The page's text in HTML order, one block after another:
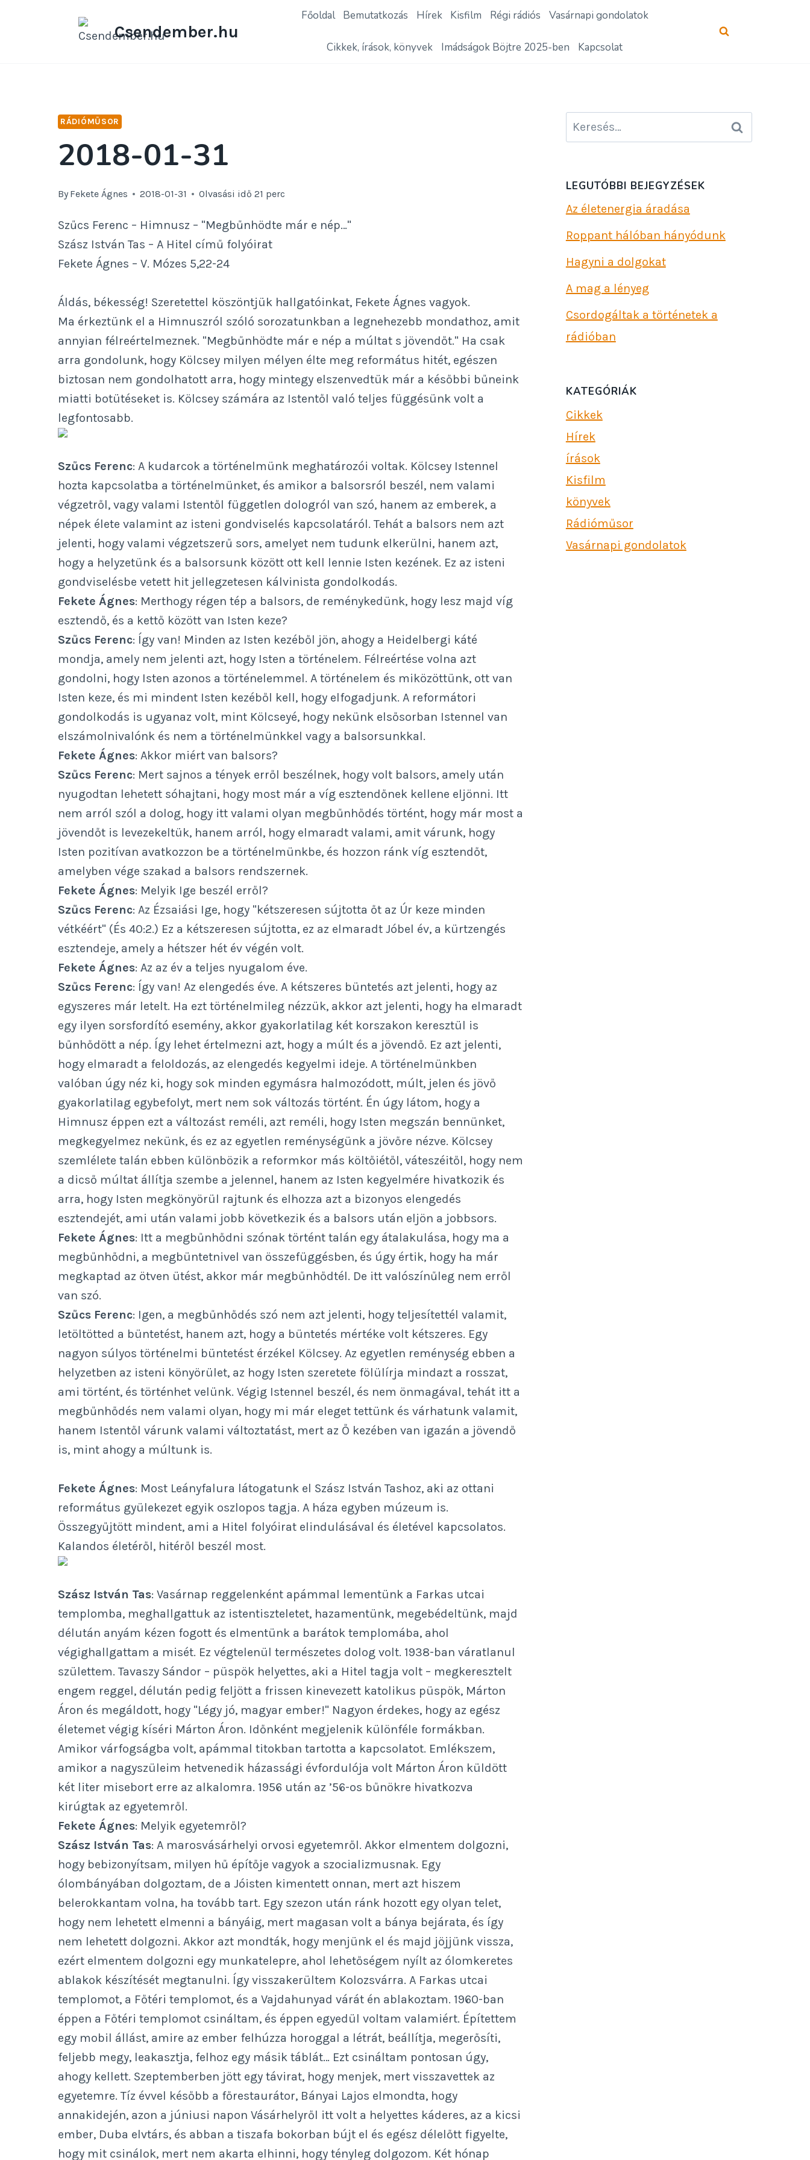
Csendember.hu
Főoldal Bemutatkozás Hírek Kisfilm Régi rádiós Vasárnapi gondolatok
Cikkek, írások, könyvek Imádságok Böjtre 2025-ben Kapcsolat
RÁDIÓMŰSOR
2018-01-31
By Fekete Ágnes 2018-01-31 Olvasási idő 21 perc
Szűcs Ferenc – Himnusz – "Megbűnhödte már e nép…"
Szász István Tas – A Hitel című folyóirat
Fekete Ágnes – V. Mózes 5,22-24
Áldás, békesség! Szeretettel köszöntjük hallgatóinkat, Fekete Ágnes vagyok.
Ma érkeztünk el a Himnuszról szóló sorozatunkban a legnehezebb mondathoz, amit
annyian félreértelmeznek. "Megbűnhödte már e nép a múltat s jövendőt." Ha csak
arra gondolunk, hogy Kölcsey milyen mélyen élte meg református hitét, egészen
biztosan nem gondolhatott arra, hogy mintegy elszenvedtük már a későbbi bűneink
miatti botütéseket is. Kölcsey számára az Istentől való teljes függésünk volt a
legfontosabb.
Szűcs Ferenc: A kudarcok a történelmünk meghatározói voltak. Kölcsey Istennel
hozta kapcsolatba a történelmünket, és amikor a balsorsról beszél, nem valami
végzetről, vagy valami Istentől független dologról van szó, hanem az emberek, a
népek élete valamint az isteni gondviselés kapcsolatáról. Tehát a balsors nem azt
jelenti, hogy valami végzetszerű sors, amelyet nem tudunk elkerülni, hanem azt,
hogy a helyzetünk és a balsorsunk között ott kell lennie Isten kezének. Ez az isteni
gondviselésbe vetett hit jellegzetesen kálvinista gondolkodás.
Fekete Ágnes: Merthogy régen tép a balsors, de reménykedünk, hogy lesz majd víg
esztendő, és a kettő között van Isten keze?
Szűcs Ferenc: Így van! Minden az Isten kezéből jön, ahogy a Heidelbergi káté
mondja, amely nem jelenti azt, hogy Isten a történelem. Félreértése volna azt
gondolni, hogy Isten azonos a történelemmel. A történelem és miközöttünk, ott van
Isten keze, és mi mindent Isten kezéből kell, hogy elfogadjunk. A reformátori
gondolkodás is ugyanaz volt, mint Kölcseyé, hogy nekünk elsősorban Istennel van
elszámolnivalónk és nem a történelmünkkel vagy a balsorsunkkal.
Fekete Ágnes: Akkor miért van balsors?
Szűcs Ferenc: Mert sajnos a tények erről beszélnek, hogy volt balsors, amely után
nyugodtan lehetett sóhajtani, hogy most már a víg esztendőnek kellene eljönni. Itt
nem arról szól a dolog, hogy itt valami olyan megbűnhődés történt, hogy már most a
jövendőt is levezekeltük, hanem arról, hogy elmaradt valami, amit várunk, hogy
Isten pozitívan avatkozzon be a történelmünkbe, és hozzon ránk víg esztendőt,
amelyben vége szakad a balsors rendszernek.
Fekete Ágnes: Melyik Ige beszél erről?
Szűcs Ferenc: Az Ézsaiási Ige, hogy "kétszeresen sújtotta őt az Úr keze minden
vétkéért" (És 40:2.) Ez a kétszeresen sújtotta, ez az elmaradt Jóbel év, a kürtzengés
esztendeje, amely a hétszer hét év végén volt.
Fekete Ágnes: Az az év a teljes nyugalom éve.
Szűcs Ferenc: Így van! Az elengedés éve. A kétszeres büntetés azt jelenti, hogy az
egyszeres már letelt. Ha ezt történelmileg nézzük, akkor azt jelenti, hogy ha elmaradt
egy ilyen sorsfordító esemény, akkor gyakorlatilag két korszakon keresztül is
bűnhődött a nép. Így lehet értelmezni azt, hogy a múlt és a jövendő. Ez azt jelenti,
hogy elmaradt a feloldozás, az elengedés kegyelmi ideje. A történelmünkben
valóban úgy néz ki, hogy sok minden egymásra halmozódott, múlt, jelen és jövő
gyakorlatilag egybefolyt, mert nem sok változás történt. Én úgy látom, hogy a
Himnusz éppen ezt a változást reméli, azt reméli, hogy Isten megszán bennünket,
megkegyelmez nekünk, és ez az egyetlen reménységünk a jövőre nézve. Kölcsey
szemlélete talán ebben különbözik a reformkor más költőiétől, váteszéitől, hogy nem
a dicső múltat állítja szembe a jelennel, hanem az Isten kegyelmére hivatkozik és
arra, hogy Isten megkönyörül rajtunk és elhozza azt a bizonyos elengedés
esztendejét, ami után valami jobb következik és a balsors után eljön a jobbsors.
Fekete Ágnes: Itt a megbűnhődni szónak történt talán egy átalakulása, hogy ma a
megbűnhődni, a megbüntetnivel van összefüggésben, és úgy értik, hogy ha már
megkaptad az ötven ütést, akkor már megbűnhődtél. De itt valószínűleg nem erről
van szó.
Szűcs Ferenc: Igen, a megbűnhődés szó nem azt jelenti, hogy teljesítettél valamit,
letöltötted a büntetést, hanem azt, hogy a büntetés mértéke volt kétszeres. Egy
nagyon súlyos történelmi büntetést érzékel Kölcsey. Az egyetlen reménység ebben a
helyzetben az isteni könyörület, az hogy Isten szeretete fölülírja mindazt a rosszat,
ami történt, és történhet velünk. Végig Istennel beszél, és nem önmagával, tehát itt a
megbűnhődés nem valami olyan, hogy mi már eleget tettünk és várhatunk valamit,
hanem Istentől várunk valami változtatást, mert az Ő kezében van igazán a jövendő
is, mint ahogy a múltunk is.
Fekete Ágnes: Most Leányfalura látogatunk el Szász István Tashoz, aki az ottani
református gyülekezet egyik oszlopos tagja. A háza egyben múzeum is.
Összegyűjtött mindent, ami a Hitel folyóirat elindulásával és életével kapcsolatos.
Kalandos életéről, hitéről beszél most.
Szász István Tas: Vasárnap reggelenként apámmal lementünk a Farkas utcai
templomba, meghallgattuk az istentiszteletet, hazamentünk, megebédeltünk, majd
délután anyám kézen fogott és elmentünk a barátok templomába, ahol
végighallgattam a misét. Ez végtelenül természetes dolog volt. 1938-ban váratlanul
születtem. Tavaszy Sándor – püspök helyettes, aki a Hitel tagja volt – megkeresztelt
engem reggel, délután pedig feljött a frissen kinevezett katolikus püspök, Márton
Áron és megáldott, hogy "Légy jó, magyar ember!" Nagyon érdekes, hogy az egész
életemet végig kíséri Márton Áron. Időnként megjelenik különféle formákban.
Amikor várfogságba volt, apámmal titokban tartotta a kapcsolatot. Emlékszem,
amikor a nagyszüleim hetvenedik házassági évfordulója volt Márton Áron küldött
két liter misebort erre az alkalomra. 1956 után az ’56-os bűnökre hivatkozva
kirúgtak az egyetemről.
Fekete Ágnes: Melyik egyetemről?
Szász István Tas: A marosvásárhelyi orvosi egyetemről. Akkor elmentem dolgozni,
hogy bebizonyítsam, milyen hű építője vagyok a szocializmusnak. Egy
ólombányában dolgoztam, de a Jóisten kimentett onnan, mert azt hiszem
belerokkantam volna, ha tovább tart. Egy szezon után ránk hozott egy olyan telet,
hogy nem lehetett elmenni a bányáig, mert magasan volt a bánya bejárata, és így
nem lehetett dolgozni. Akkor azt mondták, hogy menjünk el és majd jöjjünk vissza,
ezért elmentem dolgozni egy munkatelepre, ahol lehetőségem nyílt az ólomkeretes
ablakok készítését megtanulni. Így visszakerültem Kolozsvárra. A Farkas utcai
templomot, a Főtéri templomot, és a Vajdahunyad várát én ablakoztam. 1960-ban
éppen a Főtéri templomot csináltam, és éppen egyedül voltam valamiért. Építettem
egy mobil állást, amire az ember felhúzza horoggal a létrát, beállítja, megerősíti,
feljebb megy, leakasztja, felhoz egy másik táblát… Ezt csináltam pontosan úgy,
ahogy kellett. Szeptemberben jött egy távirat, hogy menjek, mert visszavettek az
egyetemre. Tíz évvel később a főrestaurátor, Bányai Lajos elmondta, hogy
annakidején, azon a júniusi napon Vásárhelyről itt volt a helyettes káderes, az a kicsi
ember, Duba elvtárs, és abban a tiszafa bokorban bújt el és egész délelőtt figyelte,
hogy mit csinálok, mert nem akarta elhinni, hogy tényleg dolgozom. Két hónap
Keresés:
LEGUTÓBBI BEJEGYZÉSEK
Az életenergia áradása
Roppant hálóban hányódunk
Hagyni a dolgokat
A mag a lényeg
Csordogáltak a történetek a
rádióban
KATEGÓRIÁK
Cikkek
Hírek
írások
Kisfilm
könyvek
Rádióműsor
Vasárnapi gondolatok